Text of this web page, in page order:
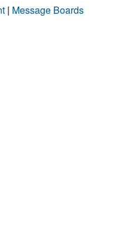
| Message Boards